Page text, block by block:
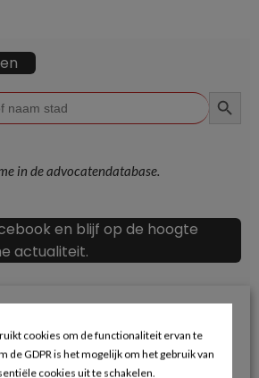
in de advocatendatabase.
en blijf op de hoogte
actualiteit.
cookies om de functionaliteit ervan te
de GDPR is het mogelijk om het gebruik van
cookies uit te schakelen.